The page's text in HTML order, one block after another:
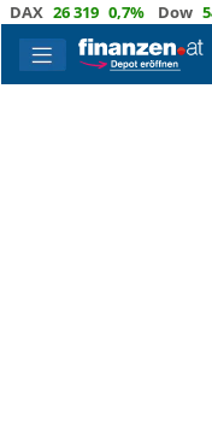
26 319 0,7% Dow 54 037